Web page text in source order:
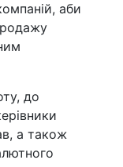
аби
до
а також